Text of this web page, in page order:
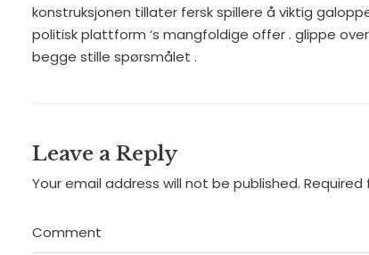
konstruksjonen tillater fersk spillere å viktig
politisk plattform ‘s mangfoldige offer . glippe
begge stille spørsmålet .
Leave a Reply
Your email address will not be published. Required
Comment